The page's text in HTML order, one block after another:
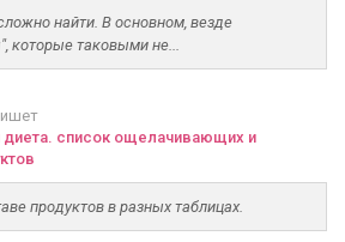
найти. В основном, везде
которые таковыми не...
список ощелачивающих и
продуктов в разных таблицах.